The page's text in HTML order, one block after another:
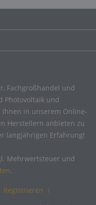
Fachgroßhandel und
Photovoltaik und
in unserem Online-
Herstellern anbieten zu
langjährigen Erfahrung!
Mehrwertsteuer und
.
Registrieren